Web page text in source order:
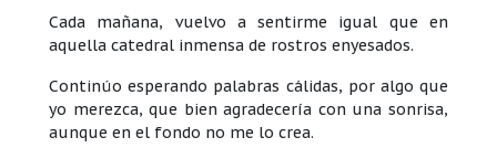
Cada mañana, vuelvo a sentirme igual que en
aquella catedral inmensa de rostros enyesados.
Continúo esperando palabras cálidas, por algo que
yo merezca, que bien agradecería con una sonrisa,
aunque en el fondo no me lo crea.